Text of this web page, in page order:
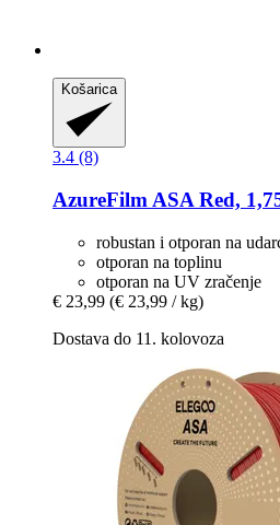
Košarica
3.4 (8)
AzureFilm ASA Red,
robustan i otporan na
otporan na toplinu
otporan na UV zračenje
€ 23,99 (€ 23,99 / kg)
Dostava do 11. kolovoza